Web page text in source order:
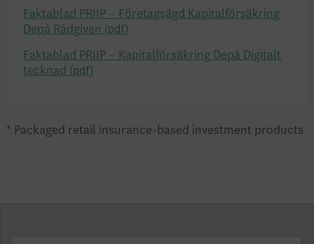
Faktablad PRIIP – Företagsägd Kapitalförsäkring
Depå Rådgiven
Faktablad PRIIP – Kapitalförsäkring Depå Digitalt
tecknad
* Packaged retail insurance-based investment products